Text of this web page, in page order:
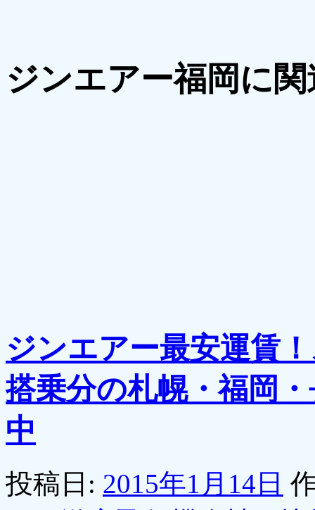
ジンエアー福岡に
ジンエアー最安運賃
搭乗分の札幌・福岡
中
投稿日: 2015年1月14日